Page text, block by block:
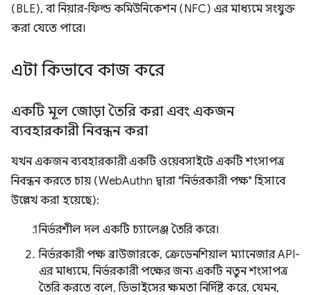
(BLE), বা নিয়ার-ফিল্ড কমিউনিকেশন (NFC) এর মাধ্যমে সংযুক্ত
করা যেতে পারে।
এটা কিভাবে কাজ করে
একটি মূল জোড়া তৈরি করা এবং একজন
ব্যবহারকারী নিবন্ধন করা
যখন একজন ব্যবহারকারী একটি ওয়েবসাইটে একটি শংসাপত্র
নিবন্ধন করতে চায় (WebAuthn দ্বারা "নির্ভরকারী পক্ষ" হিসাবে
উল্লেখ করা হয়েছে):
নির্ভরশীল দল একটি চ্যালেঞ্জ তৈরি করে।
নির্ভরকারী পক্ষ ব্রাউজারকে, ক্রেডেনশিয়াল ম্যানেজার API-
এর মাধ্যমে, নির্ভরকারী পক্ষের জন্য একটি নতুন শংসাপত্র
তৈরি করতে বলে, ডিভাইসের ক্ষমতা নির্দিষ্ট করে, যেমন,